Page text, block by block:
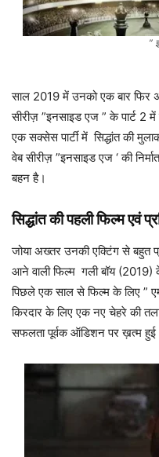
”
साल 2019 में उनको एक बार फिर
सीरीज़ ”इनसाइड एज ” के पार्ट 2
एक सक्सेस पार्टी में सिद्धांत की
वेब सीरीज़ ”इनसाइड एज ‘ की
बहन है।
सिद्धांत की पहली फिल्म एवं
जोया अख्तर उनकी एक्टिंग से बहुत
आने वाली फिल्म गली बॉय
पिछले एक साल से फिल्म के लिए ”
किरदार के लिए एक नए चेहरे की
सफलता पूर्वक ऑडिशन पर ख़त्म